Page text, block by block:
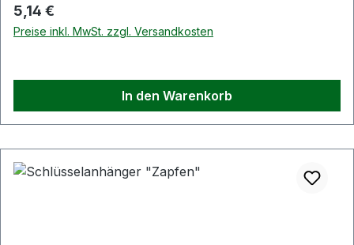
Regulärer Preis:
5,14 €
Preise inkl. MwSt. zzgl. Versandkosten
In den Warenkorb